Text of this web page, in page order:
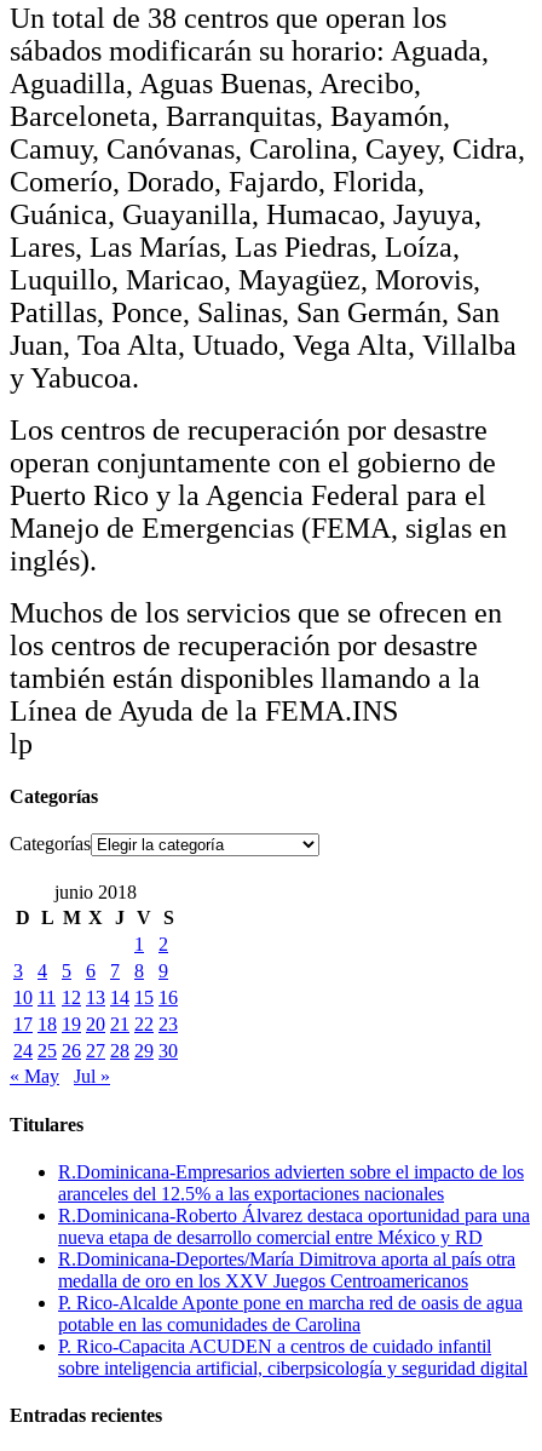
Un total de 38 centros que operan los
sábados modificarán su horario: Aguada,
Aguadilla, Aguas Buenas, Arecibo,
Barceloneta, Barranquitas, Bayamón,
Camuy, Canóvanas, Carolina, Cayey, Cidra,
Comerío, Dorado, Fajardo, Florida,
Guánica, Guayanilla, Humacao, Jayuya,
Lares, Las Marías, Las Piedras, Loíza,
Luquillo, Maricao, Mayagüez, Morovis,
Patillas, Ponce, Salinas, San Germán, San
Juan, Toa Alta, Utuado, Vega Alta, Villalba
y Yabucoa.
Los centros de recuperación por desastre
operan conjuntamente con el gobierno de
Puerto Rico y la Agencia Federal para el
Manejo de Emergencias (FEMA, siglas en
inglés).
Muchos de los servicios que se ofrecen en
los centros de recuperación por desastre
también están disponibles llamando a la
Línea de Ayuda de la FEMA.INS
lp
Categorías
Categorías
junio 2018
D L M X J V S
1
2
3
4 5 6 7 8
9
10 11 12 13 14 15 16
17 18 19 20 21 22 23
24 25 26 27 28 29 30
« May
Jul »
Titulares
R.Dominicana-Empresarios advierten sobre el impacto de los
aranceles del 12.5% a las exportaciones nacionales
R.Dominicana-Roberto Álvarez destaca oportunidad para una
nueva etapa de desarrollo comercial entre México y RD
R.Dominicana-Deportes/María Dimitrova aporta al país otra
medalla de oro en los XXV Juegos Centroamericanos
P. Rico-Alcalde Aponte pone en marcha red de oasis de agua
potable en las comunidades de Carolina
P. Rico-Capacita ACUDEN a centros de cuidado infantil
sobre inteligencia artificial, ciberpsicología y seguridad digital
Entradas recientes